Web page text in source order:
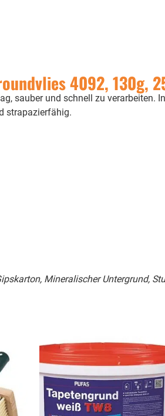
4092, 130g,
sauber und schnell zu verarbeiten.
strapazierfähig.
Mineralischer Untergrund,